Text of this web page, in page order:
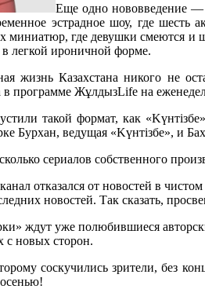
Еще одно нововведение —
эстрадное шоу, где
миниатюр, где девушки смеются
легкой ироничной форме.
жизнь Казахстана никого не
в программе ЖұлдызLife на
такой формат, как
Бурхан, ведущая «Kүнтізбе», и
сериалов собственного
отказался от новостей в
новостей. Так сказать,
ждут уже полюбившиеся
с новых сторон.
соскучились зрители, без